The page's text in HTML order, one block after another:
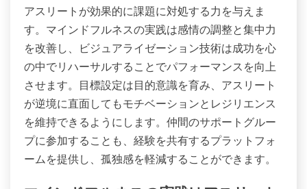
アスリートが効果的に課題に対処する力を与えま
す。マインドフルネスの実践は感情の調整と集中力
を改善し、ビジュアライゼーション技術は成功を心
の中でリハーサルすることでパフォーマンスを向上
させます。目標設定は目的意識を育み、アスリート
が逆境に直面してもモチベーションとレジリエンス
を維持できるようにします。仲間のサポートグルー
プに参加することも、経験を共有するプラットフォ
ームを提供し、孤独感を軽減することができます。